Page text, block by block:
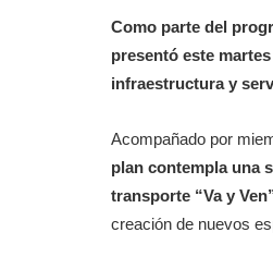
Como parte del
presentó este
infraestructura y
Acompañado por
plan contempla una
transporte “Va y
creación de nuevos